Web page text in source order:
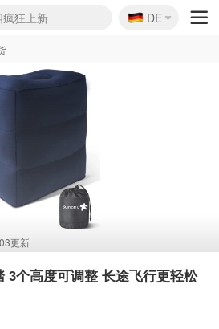
抢！
狂上新
大促
随时失效
家85折
额外叠85折
促！每日更新
！5折起+叠9折
仅€192
🇩🇪
DE
更新
3个高度可调整 长途飞行更轻松